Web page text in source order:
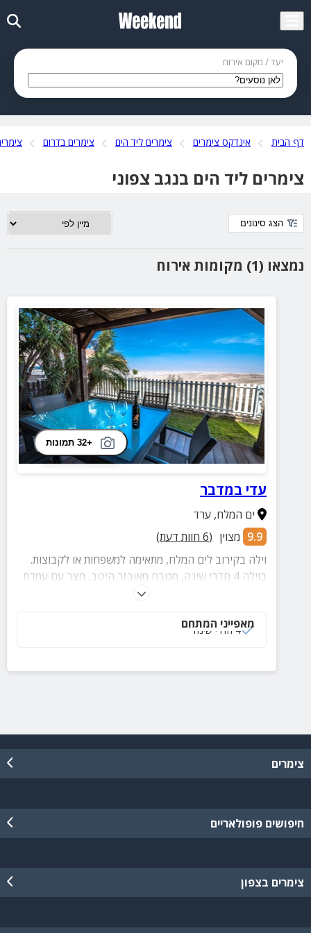
יעד / מקום אירוח
דף הבית אינדקס צימרים צימרים ליד הים צימרים בדרום
צימרים ליד הים בנגב צפוני
נמצאו (1) מקומות אירוח
הצג סינונים
+32 תמונות
עדי במדבר
ים המלח,ערד
9.9 מצוין (
6 חוות דעת)
וילה בקירוב לים המלח, מתאימה למשפחות או לקבוצות.
בוילה 4 חדרי שינה, מטבח מאובזר היטב, חצר עם עמדת
מאפייני המתחם
4 חדרי שינה
צימרים
חיפושים פופולאריים
צימרים בצפון